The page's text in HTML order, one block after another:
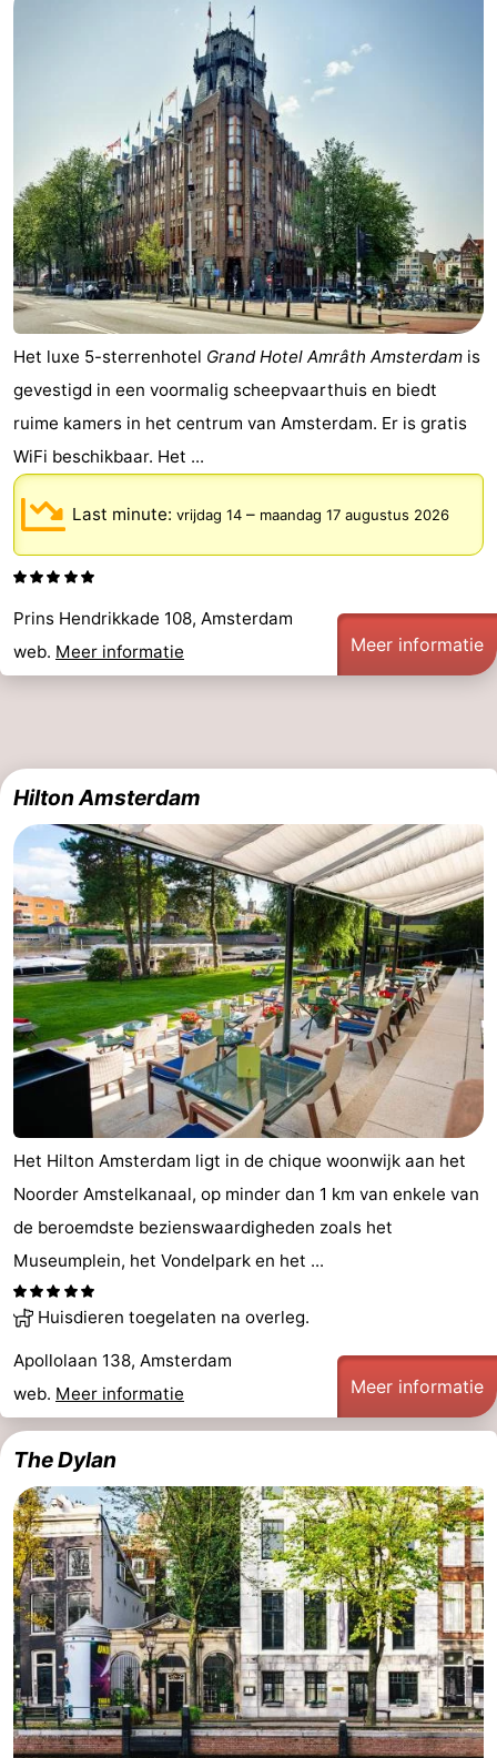
Het luxe 5-sterrenhotel Grand Hotel Amrâth Amsterdam is
gevestigd in een voormalig scheepvaarthuis en biedt
ruime kamers in het centrum van Amsterdam. Er is gratis
WiFi beschikbaar. Het ...
Last minute: vrijdag 14 – maandag 17 augustus 2026
Prins Hendrikkade 108, Amsterdam
web. Meer informatie Meer informatie
Hilton Amsterdam
Het Hilton Amsterdam ligt in de chique woonwijk aan het
Noorder Amstelkanaal, op minder dan 1 km van enkele van
de beroemdste bezienswaardigheden zoals het
Museumplein, het Vondelpark en het ...
Huisdieren toegelaten na overleg.
Apollolaan 138, Amsterdam
web. Meer informatie Meer informatie
The Dylan